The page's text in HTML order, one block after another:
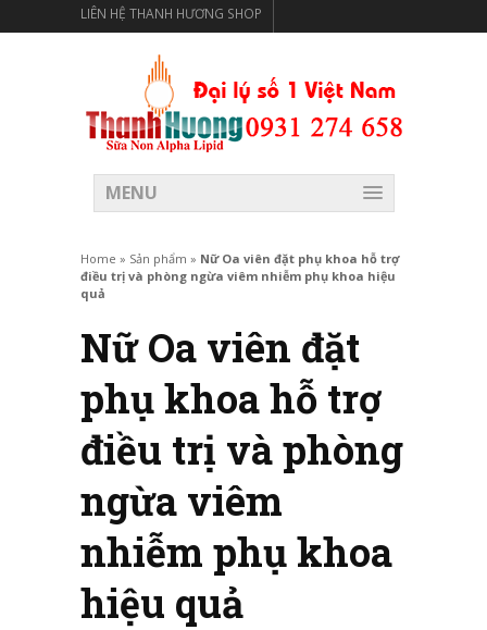
LIÊN HỆ THANH HƯƠNG SHOP
CHO SỨC KHỎE
MENU
Home » Sản phẩm » Nữ Oa viên đặt phụ khoa hỗ trợ
điều trị và phòng ngừa viêm nhiễm phụ khoa hiệu
quả
Nữ Oa viên đặt
phụ khoa hỗ trợ
điều trị và phòng
ngừa viêm
nhiễm phụ khoa
hiệu quả